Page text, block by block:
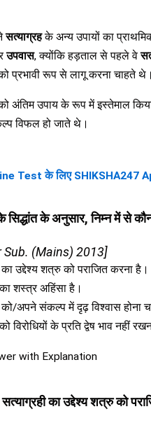
सत्याग्रहके अन्य उपायों का
उपवास, क्योंकि हड़ताल से पहले वे
को प्रभावी रूप से लागू करना चाहते थे।
अंतिम उपाय के रूप में इस्तेमाल
विफल हो जाते थे।
Test के लिए SHIKSHA247
सिद्धांत के अनुसार, निम्न में से
Sub. (Mains) 2013]
उद्देश्य शत्रु को पराजित करना है।
शस्त्र अहिंसा है।
अपने संकल्प में दृढ़ विश्वास होना
विरोधियों के प्रति द्वेष भाव नहीं
with Explanation
का उद्देश्य शत्रु को